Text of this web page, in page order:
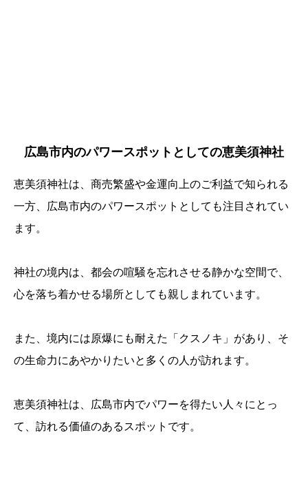
広島市内のパワースポットとしての恵美須神社
恵美須神社は、商売繁盛や金運向上のご利益で知られる
一方、広島市内のパワースポットとしても注目されてい
ます。
神社の境内は、都会の喧騒を忘れさせる静かな空間で、
心を落ち着かせる場所としても親しまれています。
また、境内には原爆にも耐えた「クスノキ」があり、そ
の生命力にあやかりたいと多くの人が訪れます。
恵美須神社は、広島市内でパワーを得たい人々にとっ
て、訪れる価値のあるスポットです。